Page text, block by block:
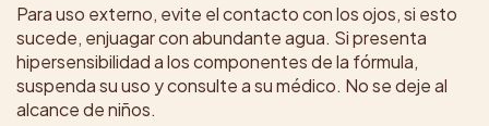
Para uso externo, evite el contacto con los ojos, si esto
sucede, enjuagar con abundante agua. Si presenta
hipersensibilidad a los componentes de la fórmula,
suspenda su uso y consulte a su médico. No se deje al
alcance de niños.